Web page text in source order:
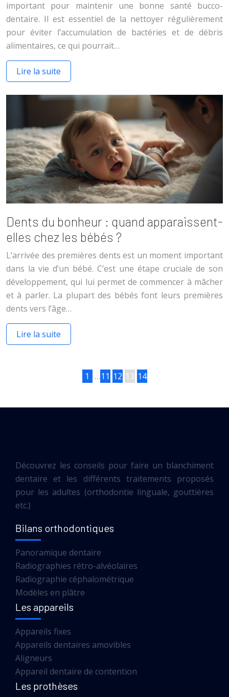
important pour maintenir une bonne santé bucco-
dentaire. Il est essentiel de la nettoyer régulièrement
pour éviter l’accumulation de bactéries et de débris
alimentaires, ce qui pourrait…
Lire la suite
Dents du bonheur : quand apparaissent-
elles chez les bébés ?
L’arrivée des premières dents est un moment important
dans la vie d’un bébé. C’est une étape cruciale de son
développement, qui lui permet de commencer à mâcher
et à parler. La plupart des bébés font leurs premières
dents vers l’âge…
Lire la suite
1 …11 12 13 14
Découvrez les conseils pour faire un blanchiment
dentaire et les différents traitements proposés
pour les adultes (orthodontie linguale, gouttières
etc.)
Bilans orthodontiques
Panoramique dentaire
Radiographies rétro-alvéolaires
Radiographie céphalométrique
Modèles en plâtre
Les appareils
Appareils fixes
Appareils dentaires amovibles
Aligneurs
Appareil dentaire de contention
Les prothèses